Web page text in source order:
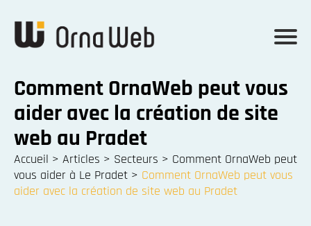
Comment OrnaWeb peut vous
aider avec la création de site
web au Pradet
Accueil > Articles > Secteurs > Comment OrnaWeb peut
vous aider à Le Pradet > Comment OrnaWeb peut vous
aider avec la création de site web au Pradet